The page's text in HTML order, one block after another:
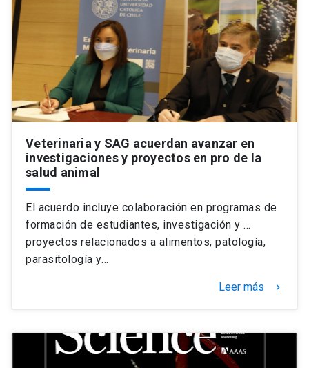
Veterinaria y SAG acuerdan avanzar en
investigaciones y proyectos en pro de la
salud animal
El acuerdo incluye colaboración en programas de
formación de estudiantes, investigación y …
proyectos relacionados a alimentos, patología,
parasitología y…
Leer más keyboard_arrow_right